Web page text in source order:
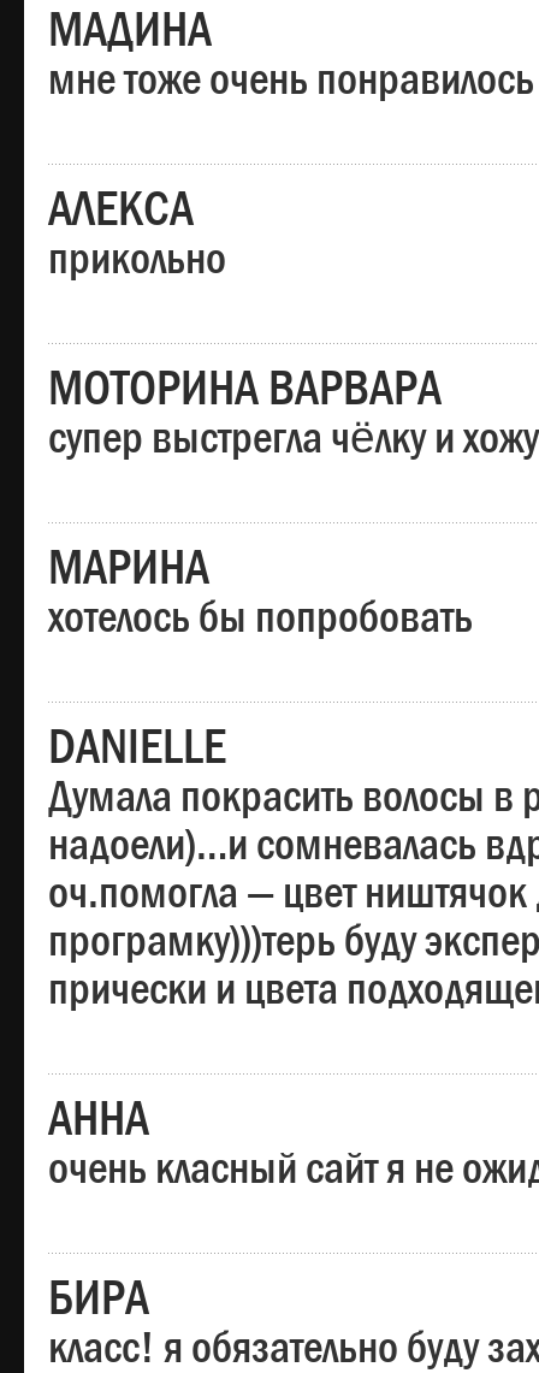
МАДИНА
мне тоже очень
АЛЕКСА
прикольно
МОТОРИНА ВАРВАРА
супер выстрегла чёлку и
МАРИНА
хотелось бы попробовать
DANIELLE
Думала покрасить волосы
надоели)…и сомневалась
оч.помогла — цвет
програмку)))терь буду
прически и цвета
АННА
очень класный сайт я не
БИРА
класс! я обязательно буду